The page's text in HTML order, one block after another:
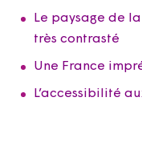
Le paysage de
très contrasté
Une France
L’accessibilité